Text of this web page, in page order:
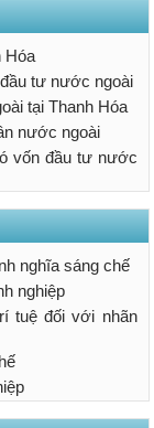
Hóa
tư nước ngoài
tại Thanh Hóa
nước ngoài
vốn đầu tư nước
nghĩa sáng chế
nghiệp
tuệ đối với nhãn